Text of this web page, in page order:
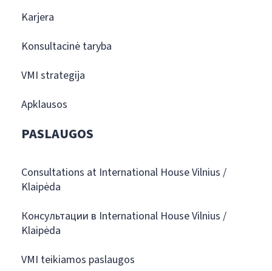
Karjera
Konsultacinė taryba
VMI strategija
Apklausos
PASLAUGOS
Consultations at International House Vilnius /
Klaipėda
Консультации в International House Vilnius /
Klaipėda
VMI teikiamos paslaugos